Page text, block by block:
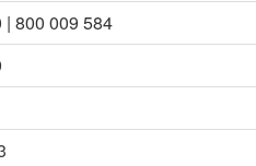
| 800 009 584